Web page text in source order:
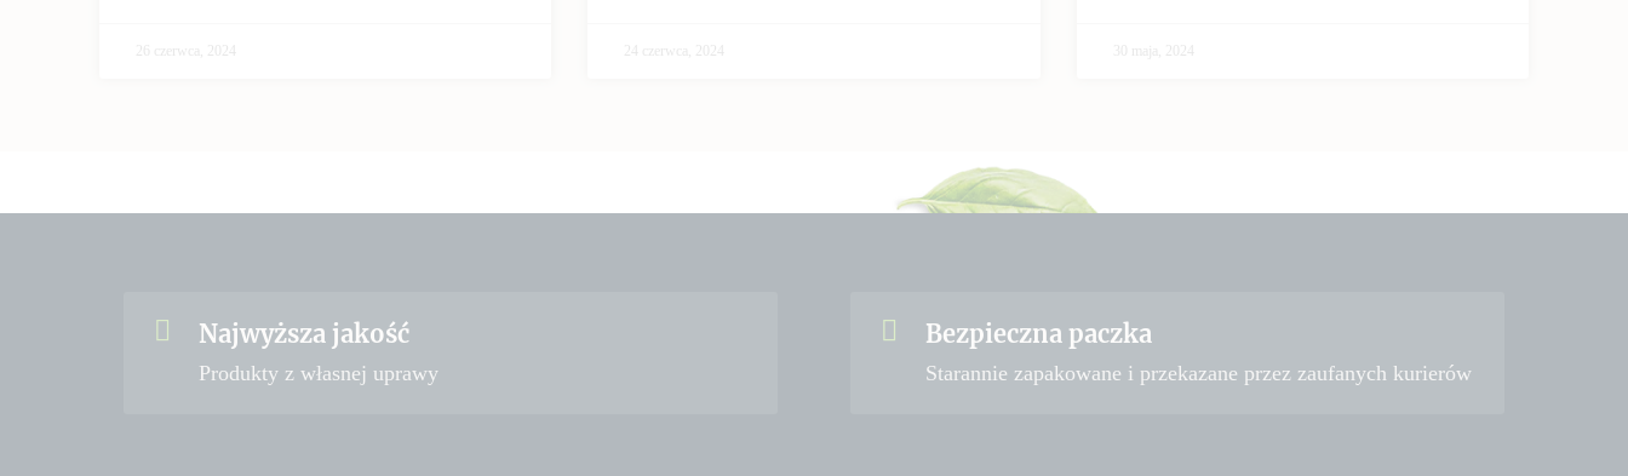
26 czerwca, 2024 24 czerwca, 2024 30 maja, 2024
Najwyższa jakość
Produkty z własnej uprawy
Bezpieczna paczka
Starannie zapakowane i przekazane przez zaufanych kurierów